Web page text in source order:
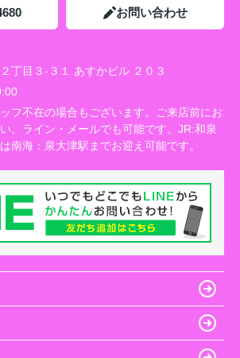
お問い合わせ
丁目３-３１ あすかビル ２０３
フ不在の場合もございます。ご来店前にお
。ライン・メールでも可能です。JR:和泉
南海：泉大津駅までお迎え可能です。